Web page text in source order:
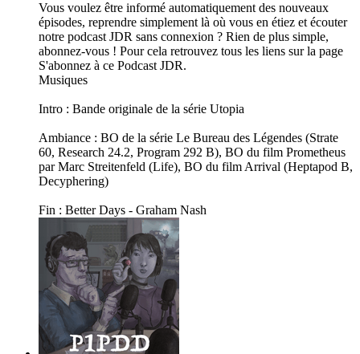
Vous voulez être informé automatiquement des nouveaux
épisodes, reprendre simplement là où vous en étiez et écouter
notre podcast JDR sans connexion ? Rien de plus simple,
abonnez-vous ! Pour cela retrouvez tous les liens sur la page
S'abonnez à ce Podcast JDR.
Musiques
Intro : Bande originale de la série Utopia
Ambiance : BO de la série Le Bureau des Légendes (Strate
60, Research 24.2, Program 292 B), BO du film Prometheus
par Marc Streitenfeld (Life), BO du film Arrival (Heptapod B,
Decyphering)
Fin : Better Days - Graham Nash